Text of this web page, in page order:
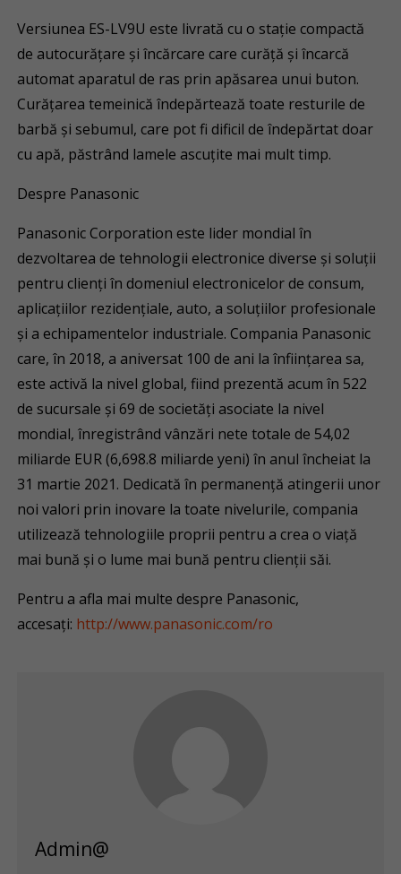
Versiunea ES-LV9U este livrată cu o stație compactă
de autocurățare și încărcare care curăță și încarcă
automat aparatul de ras prin apăsarea unui buton.
Curățarea temeinică îndepărtează toate resturile de
barbă și sebumul, care pot fi dificil de îndepărtat doar
cu apă, păstrând lamele ascuțite mai mult timp.
Despre Panasonic
Panasonic Corporation este lider mondial în
dezvoltarea de tehnologii electronice diverse și soluții
pentru clienți în domeniul electronicelor de consum,
aplicațiilor rezidențiale, auto, a soluțiilor profesionale
și a echipamentelor industriale. Compania Panasonic
care, în 2018, a aniversat 100 de ani la înființarea sa,
este activă la nivel global, fiind prezentă acum în 522
de sucursale și 69 de societăți asociate la nivel
mondial, înregistrând vânzări nete totale de 54,02
miliarde EUR (6,698.8 miliarde yeni) în anul încheiat la
31 martie 2021. Dedicată în permanență atingerii unor
noi valori prin inovare la toate nivelurile, compania
utilizează tehnologiile proprii pentru a crea o viață
mai bună și o lume mai bună pentru clienții săi.
Pentru a afla mai multe despre Panasonic,
accesați: http://www.panasonic.com/ro
Admin@